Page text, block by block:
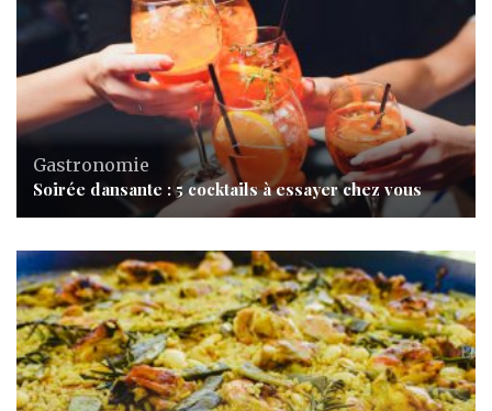
Gastronomie
Soirée dansante : 5 cocktails à essayer chez vous